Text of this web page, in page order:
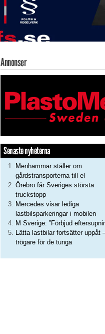
Annonser
Senaste nyheterna
Menhammar ställer om
gårdstransporterna till el
Örebro får Sveriges största
truckstopp
Mercedes visar lediga
lastbilsparkeringar i mobilen
M Sverige: ”Förbjud
Lätta lastbilar fortsätter uppåt
trögare för de tunga